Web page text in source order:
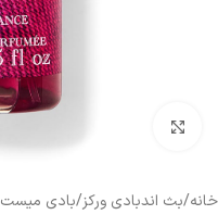
خانه/بث اندبادی ورکز/بادی میست